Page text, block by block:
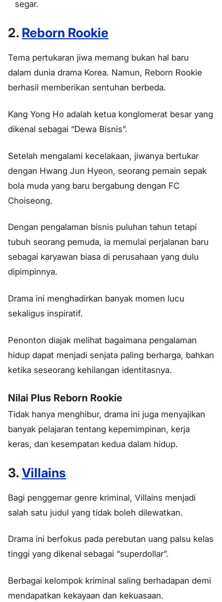
segar.
2. Reborn Rookie
Tema pertukaran jiwa memang bukan hal baru
dalam dunia drama Korea. Namun, Reborn Rookie
berhasil memberikan sentuhan berbeda.
Kang Yong Ho adalah ketua konglomerat besar yang
dikenal sebagai “Dewa Bisnis”.
Setelah mengalami kecelakaan, jiwanya bertukar
dengan Hwang Jun Hyeon, seorang pemain sepak
bola muda yang baru bergabung dengan FC
Choiseong.
Dengan pengalaman bisnis puluhan tahun tetapi
tubuh seorang pemuda, ia memulai perjalanan baru
sebagai karyawan biasa di perusahaan yang dulu
dipimpinnya.
Drama ini menghadirkan banyak momen lucu
sekaligus inspiratif.
Penonton diajak melihat bagaimana pengalaman
hidup dapat menjadi senjata paling berharga, bahkan
ketika seseorang kehilangan identitasnya.
Nilai Plus Reborn Rookie
Tidak hanya menghibur, drama ini juga menyajikan
banyak pelajaran tentang kepemimpinan, kerja
keras, dan kesempatan kedua dalam hidup.
3.Villains
Bagi penggemar genre kriminal, Villains menjadi
salah satu judul yang tidak boleh dilewatkan.
Drama ini berfokus pada perebutan uang palsu kelas
tinggi yang dikenal sebagai “superdollar”.
Berbagai kelompok kriminal saling berhadapan demi
mendapatkan kekayaan dan kekuasaan.